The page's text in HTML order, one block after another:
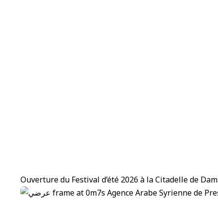
Ouverture du Festival d’été 2026 à la Citadelle de